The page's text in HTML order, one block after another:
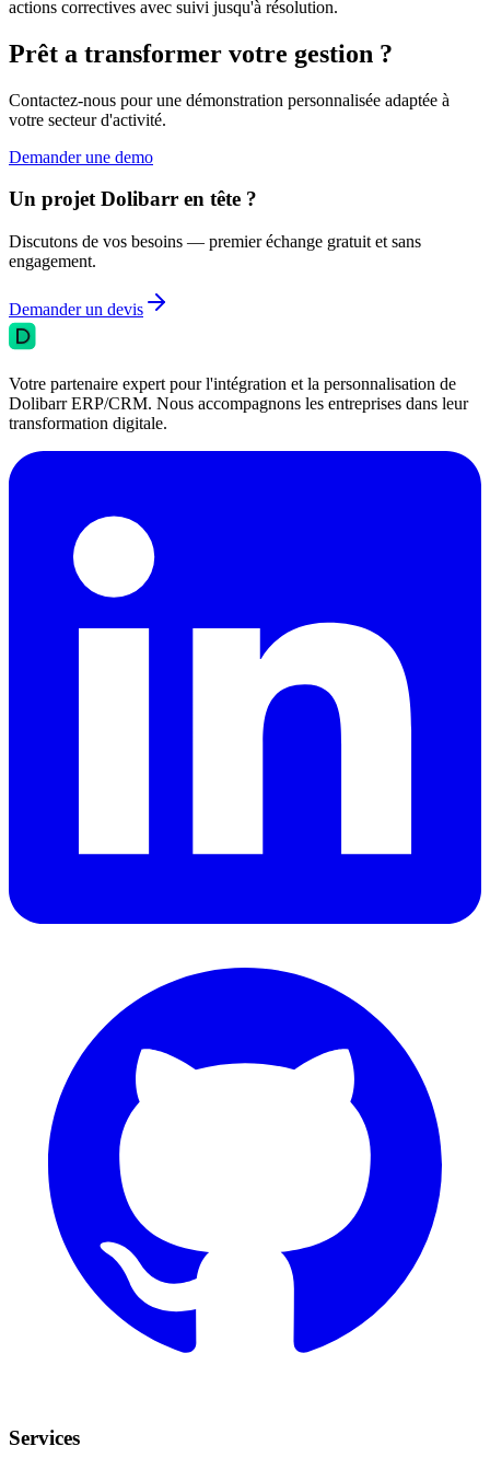
actions correctives avec suivi jusqu'à résolution.
Prêt a transformer votre gestion ?
Contactez-nous pour une démonstration personnalisée adaptée à
votre secteur d'activité.
Demander une demo
Un projet Dolibarr en tête ?
Discutons de vos besoins — premier échange gratuit et sans
engagement.
Demander un devis
Votre partenaire expert pour l'intégration et la personnalisation de
Dolibarr ERP/CRM. Nous accompagnons les entreprises dans leur
transformation digitale.
Services